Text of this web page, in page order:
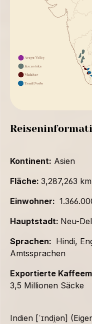
Kontinent: Asien
Fläche: 3,287,263
Einwohner:
Hauptstadt: Neu-
Sprachen: Hindi,
Amtssprachen
Exportierte
3,5 Millionen Säcke
Indien [ˈɪndi̯ən]